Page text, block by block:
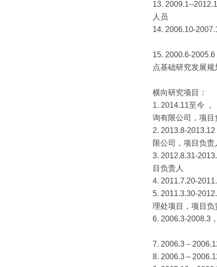
13. 2009.1--
人员
14. 2006.10-
15. 2000.6-
点基础研究发展
横向研究项目
1. 2014.11至今
询有限公司，
2. 2013.8-
限公司，项目
3. 2012.8.31-
目负责人
4. 2011.7.20-
5. 2011.3.30-
理处项目，项
6. 2006.3-2008.3
7. 2006.3－
8. 2006.3～